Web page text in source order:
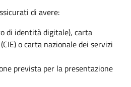
di avere:
di identità digitale), carta
o carta nazionale dei servizi
prevista per la presentazione